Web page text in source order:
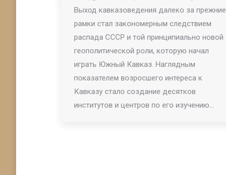
Выход кавказоведения далеко за прежние
рамки стал закономерным следствием
распада СССР и той принципиально новой
геополитической роли, которую начал
играть Южный Кавказ. Наглядным
показателем возросшего интереса к
Кавказу стало создание десятков
институтов и центров по его изучению…